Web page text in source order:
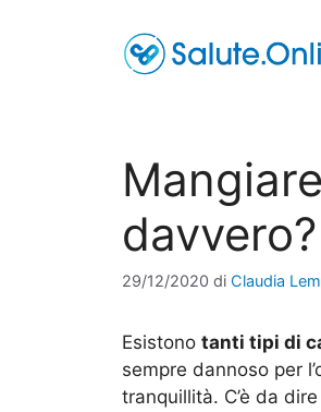
29/12/2020 di Claudia
Esistono tanti tipi di
sempre dannoso per
tranquillità. C’è da